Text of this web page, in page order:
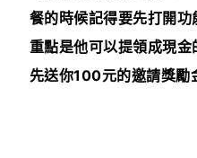
餐的時候記得要先打開功
重點是他可以提領成現
先送你100元的邀請獎勵